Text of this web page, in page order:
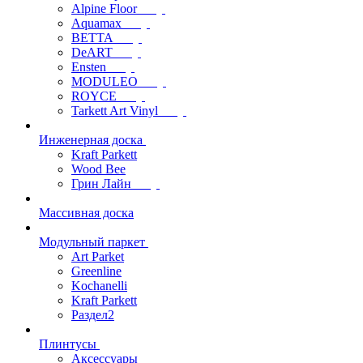
Alpine Floor
Aquamax
BETTA
DeART
Ensten
MODULEO
ROYCE
Tarkett Art Vinyl
Инженерная доска
Kraft Parkett
Wood Bee
Грин Лайн
Массивная доска
Модульный паркет
Art Parket
Greenline
Kochanelli
Kraft Parkett
Раздел2
Плинтусы
Аксессуары